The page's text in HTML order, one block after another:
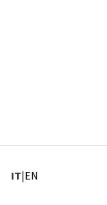
IT: Lingua corrente
|EN